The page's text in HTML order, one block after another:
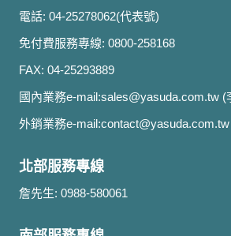
電話: 04-25278062(代表號)
免付費服務專線: 0800-258168
FAX: 04-25293889
國內業務e-mail:sales@yasuda.com.tw (
外銷業務e-mail:contact@yasuda.com.tw
北部服務專線
詹先生: 0988-580061